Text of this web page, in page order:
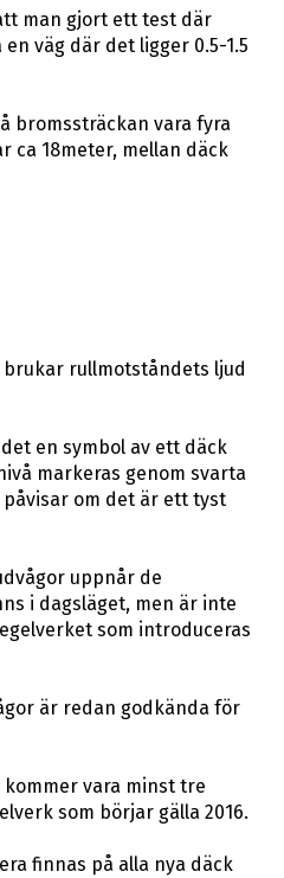
man gjort ett test där
väg där det ligger 0.5-1.5
bromssträckan vara fyra
ca 18meter, mellan däck
rullmotståndets ljud
en symbol av ett däck
markeras genom svarta
om det är ett tyst
uppnår de
i dagsläget, men är inte
som introduceras
är redan godkända för
vara minst tre
som börjar gälla 2016.
finnas på alla nya däck